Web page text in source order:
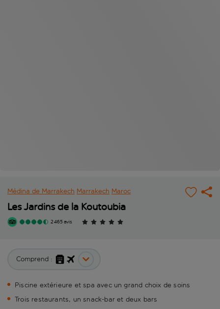
Médina de Marrakech Marrakech Maroc
Les Jardins de la Koutoubia
2 465 avis
Comprend :
Piscine extérieure et spa avec un grand choix de soins
Trois restaurants, un snack-bar et deux bars